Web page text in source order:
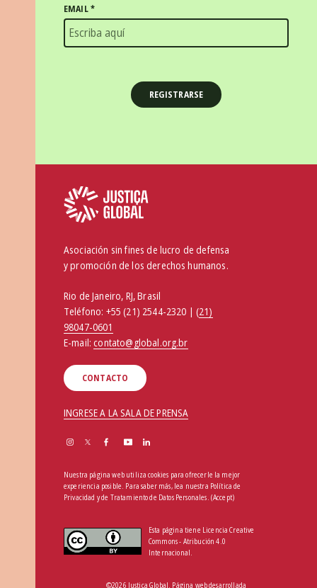
EMAIL*
Asociación sin fines de lucro de defensa
y promoción de los derechos humanos.
Rio de Janeiro, RJ, Brasil
Teléfono: +55 (21) 2544-2320 | (21)
98047-0601
E-mail:contato@global.org.br
CONTACTO
INGRESE A LA SALA DE PRENSA
Nuestra página web utiliza cookies para ofrecerle la mejor
experiencia posible. Para saber más, lea nuestra Política de
Privacidad y de Tratamiento de Datos Personales. (Accept)
Esta página tiene Licencia Creative
Commons - Atribución 4.0
Internacional.
©2026 Justiça Global. Página web desarrollada